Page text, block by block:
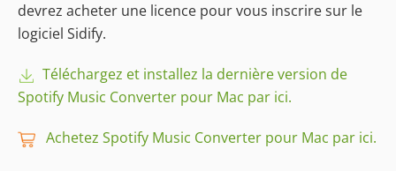
devrez acheter une licence pour vous inscrire sur le
logiciel Sidify.
Téléchargez et installez la dernière version de
Spotify Music Converter pour Mac par ici.
Achetez Spotify Music Converter pour Mac par ici.